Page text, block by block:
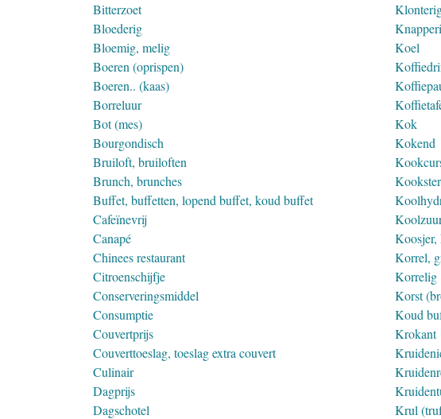
Bitterzoet
Bloederig
Bloemig, melig
Boeren (oprispen)
Boeren.. (kaas)
Borreluur
Bot (mes)
Bourgondisch
Bruiloft, bruiloften
Brunch, brunches
Buffet, buffetten, lopend buffet, koud buffet
Cafeïnevrij
Canapé
Chinees restaurant
Citroenschijfje
Conserveringsmiddel
Consumptie
Couvertprijs
Couverttoeslag, toeslag extra couvert
Culinair
Dagprijs
Dagschotel
Koel
Kok
Kokend
Kookster
Koosjer,
Korrel,
Korrelig
Korst
Koud
Krokant
Krul